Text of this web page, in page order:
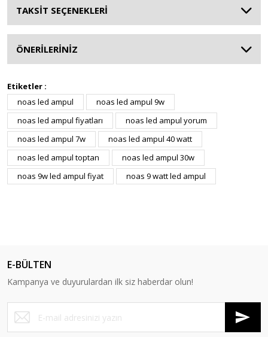
TAKSİT SEÇENEKLERİ
ÖNERİLERİNİZ
Etiketler :
noas led ampul
noas led ampul 9w
noas led ampul fiyatları
noas led ampul yorum
noas led ampul 7w
noas led ampul 40 watt
noas led ampul toptan
noas led ampul 30w
noas 9w led ampul fiyat
noas 9 watt led ampul
E-BÜLTEN
Kampanya ve duyurulardan ilk siz haberdar olun!